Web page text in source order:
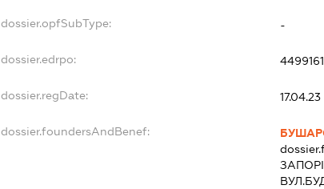
dossier.opfSubType: -
dossier.edrpo:
dossier.regDate: 17.04.23
dossier.foundersAndBenef: